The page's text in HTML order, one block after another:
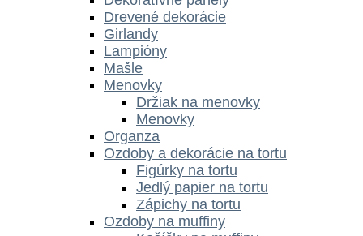
Drevené dekorácie
Girlandy
Lampióny
Mašle
Menovky
Držiak na menovky
Menovky
Organza
Ozdoby a dekorácie na tortu
Figúrky na tortu
Jedlý papier na tortu
Zápichy na tortu
Ozdoby na muffiny